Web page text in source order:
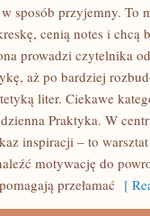
sposób przyjemny. To
cenią notes i chcą
prowadzi czytelnika
aż po bardziej
liter. Ciekawe
Praktyka. W
inspiracji – to
motywację do
przełamać [